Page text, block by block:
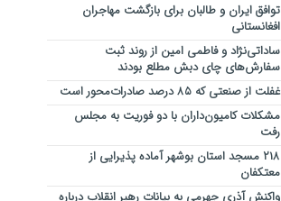
توافق ایران و طالبان برای بازگشت مهاجران
افغانستانی
ساداتی‌نژاد و فاطمی امین از روند ثبت
سفارش‌های چای دبش مطلع بودند
غفلت از صنعتی که ۸۵ درصد صادرات‌محور است
مشکلات کامیون‌داران با دو فوریت به مجلس
رفت
۲۱۸ مسجد استان بوشهر آماده پذیرایی از
معتکفان
واکنش آذری جهرمی به بیانات رهبر انقلاب درباره